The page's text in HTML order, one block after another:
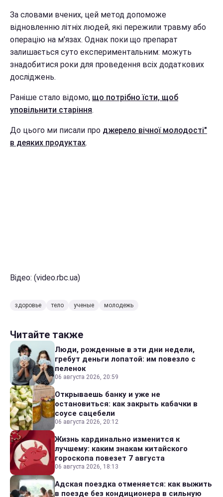
За словами вчених, цей метод допоможе
відновленню літніх людей, які пережили травму або
операцію на м'язах. Однак поки що препарат
залишається суто експериментальним: можуть
знадобитися роки для проведення всіх додаткових
досліджень.
Раніше стало відомо, що потрібно їсти, щоб
уповільнити старіння.
До цього ми писали про джерело вічної молодості"
в деяких продуктах.
Відео: (video.rbc.ua)
здоровье тело ученые молодежь
Читайте также
Люди, рожденные в эти дни недели,
гребут деньги лопатой: им повезло с
пеленок
06 августа 2026, 20:59
Открываешь банку и уже не
остановиться: как закрыть кабачки в
соусе сацебели
06 августа 2026, 20:12
Жизнь кардинально изменится к
лучшему: каким знакам китайского
гороскопа повезет 7 августа
06 августа 2026, 18:13
Адская поездка отменяется: как выжить
в поезде без кондиционера в сильную